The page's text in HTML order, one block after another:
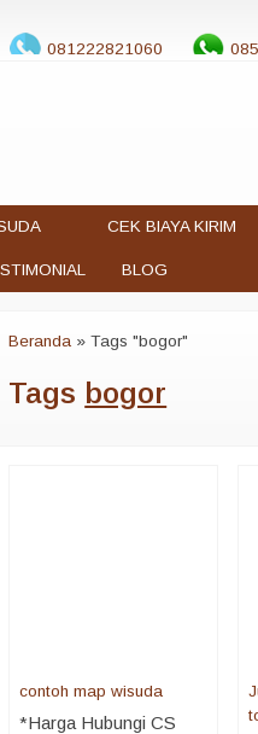
081222821060
CEK BIAYA KIRIM
BLOG
Beranda »Tags "bogor"
Tags bogor
contoh map wisuda
*Harga Hubungi CS